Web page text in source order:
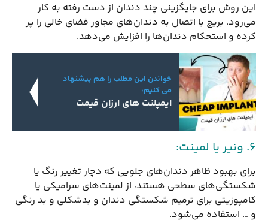
این روش برای جایگزینی چند دندان از دست رفته به کار
می‌رود. بریج با اتصال به دندان‌های مجاور فضای خالی را پر
کرده و استحکام دندان‌ها را افزایش می‌دهد.
خواندن این مطلب را هم پیشنهاد
می کنیم:
ایمپلنت های ارزان قیمت
برای بهبود ظاهر دندان‌های جلویی که دچار تغییر رنگ یا
شکستگی‌های سطحی هستند، از لمینت‌های سرامیکی یا
کامپوزیتی برای ترمیم شکستگی دندان و بدشکلی و بد رنگی
و … استفاده می‌شود.